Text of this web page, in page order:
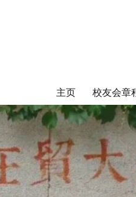
贸易大
主页 校友会章